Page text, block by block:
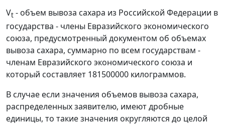
Vt - объем вывоза сахара из Российской Федерации в
государства - члены Евразийского экономического
союза, предусмотренный документом об объемах
вывоза сахара, суммарно по всем государствам -
членам Евразийского экономического союза и
который составляет 181500000 килограммов.
В случае если значения объемов вывоза сахара,
распределенных заявителю, имеют дробные
единицы, то такие значения округляются до целой